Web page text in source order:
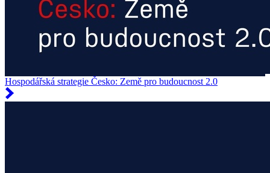
Hospodářská strategie Česko: Země pro budoucnost 2.0